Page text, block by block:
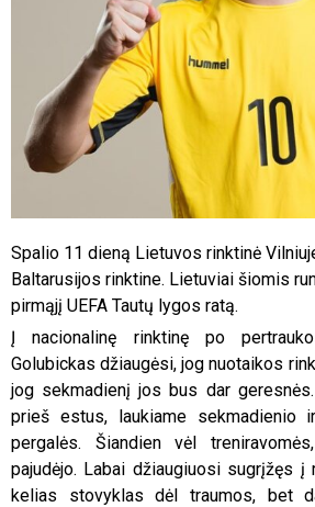
Spalio 11 dieną Lietuvos rinktinė
Baltarusijos rinktine. Lietuviai šiomis
pirmąjį UEFA Tautų lygos ratą.
Į nacionalinę rinktinę po
Golubickas džiaugėsi, jog nuotaikos
jog sekmadienį jos bus dar
prieš estus, laukiame sekmadienio
pergalės. Šiandien vėl
pajudėjo. Labai džiaugiuosi sugrįžęs į
kelias stovyklas dėl traumos, bet